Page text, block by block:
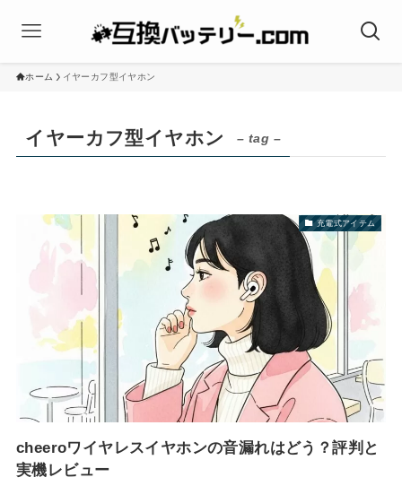
ホーム イヤーカフ型イヤホン
イヤーカフ型イヤホン – tag –
充電式アイテム
cheeroワイヤレスイヤホンの音漏れはどう？評判と
実機レビュー